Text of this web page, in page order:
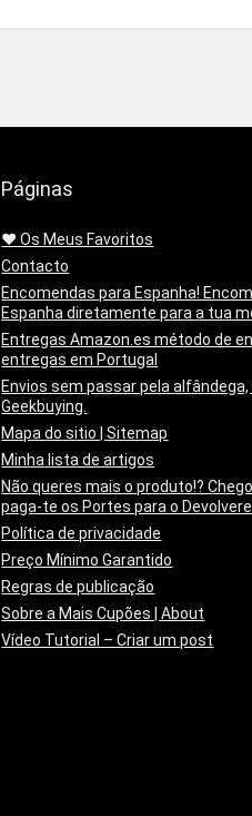
Páginas
❤️ Os Meus Favoritos
Contacto
Encomendas para Espanha!
Espanha diretamente para a tua
Entregas Amazon.es método de
entregas em Portugal
Envios sem passar pela
Geekbuying.
Mapa do sitio | Sitemap
Minha lista de artigos
Não queres mais o produto!?
paga-te os Portes para o
Política de privacidade
Preço Mínimo Garantido
Regras de publicação
Sobre a Mais Cupões | About
Vídeo Tutorial – Criar um post